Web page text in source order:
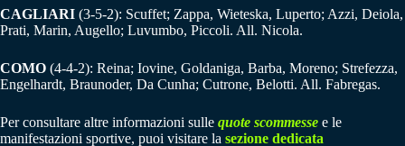
CAGLIARI (3-5-2): Scuffet; Zappa, Wieteska, Luperto; Azzi, Deiola,
Prati, Marin, Augello; Luvumbo, Piccoli. All. Nicola.
COMO (4-4-2): Reina; Iovine, Goldaniga, Barba, Moreno; Strefezza,
Engelhardt, Braunoder, Da Cunha; Cutrone, Belotti. All. Fabregas.
Per consultare altre informazioni sulle quote scommesse e le
manifestazioni sportive, puoi visitare la sezione dedicata